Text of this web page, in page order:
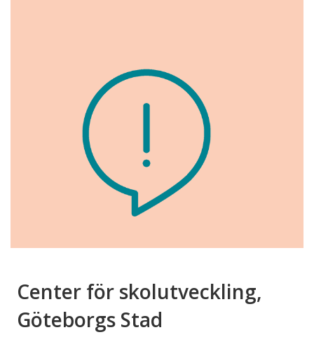
Center för skolutveckling,
Göteborgs Stad